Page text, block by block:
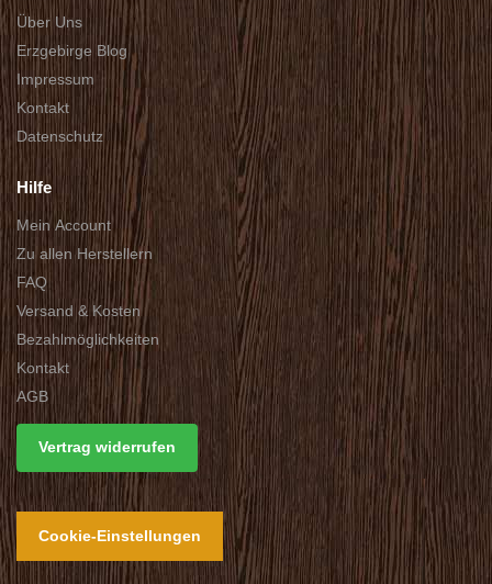
Über Uns
Erzgebirge Blog
Impressum
Kontakt
Datenschutz
Hilfe
Mein Account
Zu allen Herstellern
FAQ
Versand & Kosten
Bezahlmöglichkeiten
Kontakt
AGB
Vertrag widerrufen
Cookie-Einstellungen